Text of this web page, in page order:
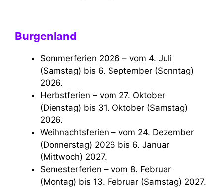
Burgenland
Sommerferien 2026 – vom 4. Juli
(Samstag) bis 6. September (Sonntag)
2026.
Herbstferien – vom 27. Oktober
(Dienstag) bis 31. Oktober (Samstag)
2026.
Weihnachtsferien – vom 24. Dezember
(Donnerstag) 2026 bis 6. Januar
(Mittwoch) 2027.
Semesterferien – vom 8. Februar
(Montag) bis 13. Februar (Samstag) 2027.